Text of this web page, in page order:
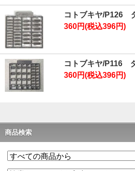
コトブキヤ/P126
360円(税込396円)
コトブキヤ/P116
360円(税込396円)
商品検索